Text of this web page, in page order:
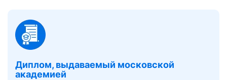
Диплом, выдаваемый московской
академией